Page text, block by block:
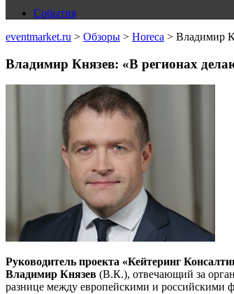
События
eventmarket.ru > Обзоры > Horeca > Владимир
Владимир Князев: «В регионах
Руководитель проекта «Кейтеринг
Владимир Князев (В.К.), отвечающий за
разнице между европейскими и российскими